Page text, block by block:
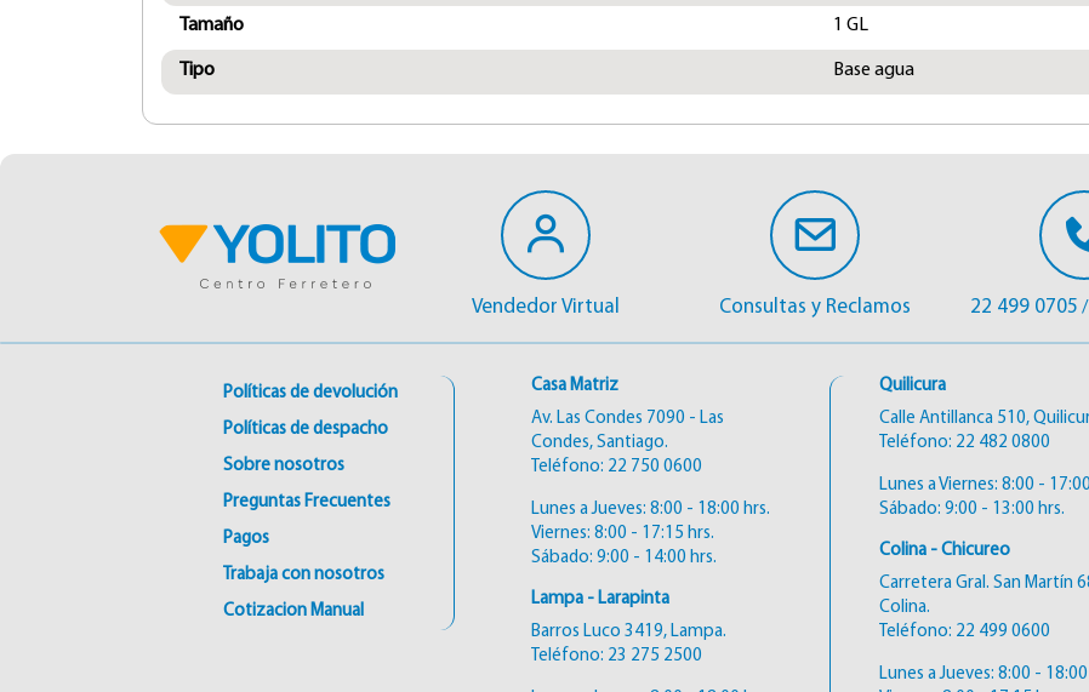
Tamaño 1 GL
Tipo Base agua
Vendedor Virtual Consultas y Reclamos 22 499 0705 /
Políticas de devolución
Políticas de despacho
Sobre nosotros
Preguntas Frecuentes
Pagos
Trabaja con nosotros
Cotizacion Manual
Casa Matriz
Av. Las Condes 7090 - Las
Condes, Santiago.
Teléfono: 22 750 0600
Lunes a Jueves: 8:00 - 18:00 hrs.
Viernes: 8:00 - 17:15 hrs.
Sábado: 9:00 - 14:00 hrs.
Lampa - Larapinta
Barros Luco 3419, Lampa.
Teléfono: 23 275 2500
Quilicura
Calle Antillanca 510,
Teléfono: 22 482 0800
Lunes a Viernes: 8:00 -
Sábado: 9:00 - 13:00 hrs.
Colina - Chicureo
Carretera Gral. San Martín
Colina.
Teléfono: 22 499 0600
Lunes a Jueves: 8:00 -